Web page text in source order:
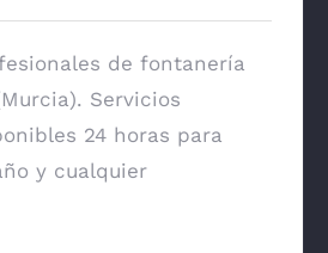
de fontanería
Servicios
24 horas para
y cualquier